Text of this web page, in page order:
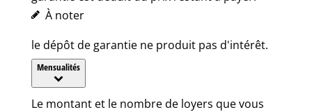
À noter
le dépôt de garantie ne produit pas d'intérêt.
Mensualités
Le montant et le nombre de loyers que vous